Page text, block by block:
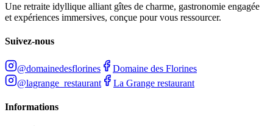
Une retraite idyllique alliant gîtes de charme, gastronomie engagée
et expériences immersives, conçue pour vous ressourcer.
Suivez-nous
@domainedesflorines
Domaine des Florines
@lagrange_restaurant
La Grange restaurant
Informations